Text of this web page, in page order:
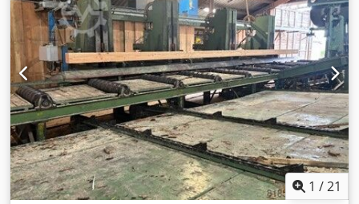
dell'avanzamento sul nastro e sulla superficie delle ruote,
base in ghisa, non necessita di ancoraggio. Macchina
importante, in grado di tagliare diametri fino a 330 mm,
impianto elettrico nuovo, perfettamente funzionante,
larghezza del nastro 200 mm, dopo aver applicato il
rivestimento in gomma sulle ruote non è necessario
rigenerarle.
1 /21